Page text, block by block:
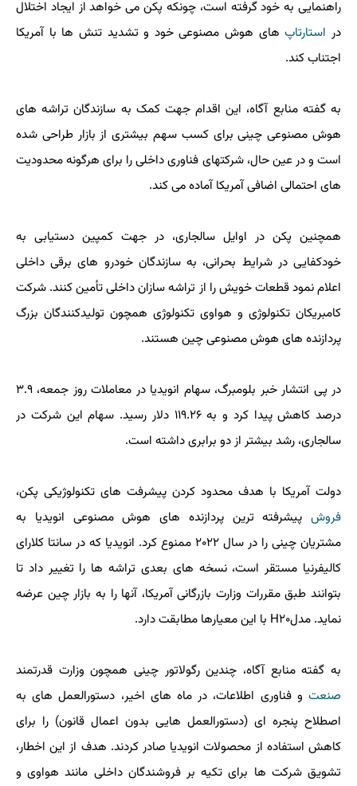
راهنمایی به خود گرفته است، چونکه پکن می خواهد از ایجاد اختلال
در استارتاپهای هوش مصنوعی خود و تشدید تنش ها با آمریکا
اجتناب کند.
به گفته منابع آگاه، این اقدام جهت کمک به سازندگان تراشه های
هوش مصنوعی چینی برای کسب سهم بیشتری از بازار طراحی شده
است و در عین حال، شرکتهای فناوری داخلی را برای هرگونه محدودیت
های احتمالی اضافی آمریکا آماده می کند.
همچنین پکن در اوایل سالجاری، در جهت کمپین دستیابی به
خودکفایی در شرایط بحرانی، به سازندگان خودرو های برقی داخلی
اعلام نمود قطعات خویش را از تراشه سازان داخلی تأمین کنند. شرکت
کامبریکان تکنولوژی و هواوی تکنولوژی همچون تولیدکنندگان بزرگ
پردازنده های هوش مصنوعی چین هستند.
در پی انتشار خبر بلومبرگ، سهام انویدیا در معاملات روز جمعه، ۳.۹
درصد کاهش پیدا کرد و به ۱۱۹.۲۶ دلار رسید. سهام این شرکت در
سالجاری، رشد بیشتر از دو برابری داشته است.
دولت آمریکا با هدف محدود کردن پیشرفت های تکنولوژیکی پکن،
فروش پیشرفته ترین پردازنده های هوش مصنوعی انویدیا به
مشتریان چینی را در سال ۲۰۲۲ ممنوع کرد. انویدیا که در سانتا کلارای
کالیفرنیا مستقر است، نسخه های بعدی تراشه ها را تغییر داد تا
بتوانند طبق مقررات وزارت بازرگانی آمریکا، آنها را به بازار چین عرضه
نماید. مدلH۲۰ با این معیارها مطابقت دارد.
به گفته منابع آگاه، چندین رگولاتور چینی همچون وزارت قدرتمند
صنعت و فناوری اطلاعات، در ماه های اخیر، دستورالعمل های به
اصطلاح پنجره ای (دستورالعمل هایی بدون اعمال قانون) را برای
کاهش استفاده از محصولات انویدیا صادر کردند. هدف از این اخطار،
تشویق شرکت ها برای تکیه بر فروشندگان داخلی مانند هواوی و